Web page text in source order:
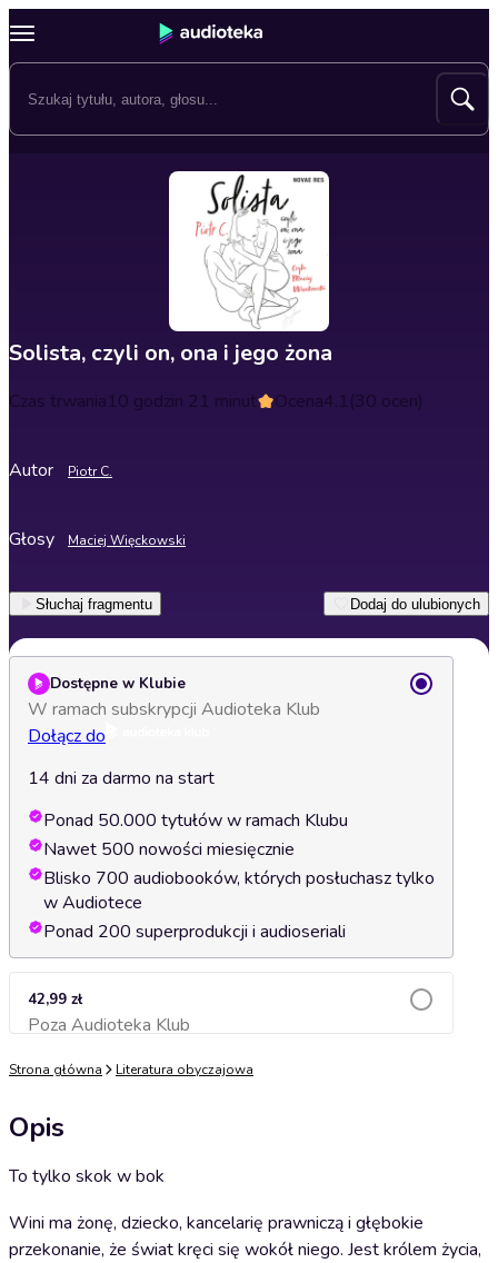
Solista, czyli on, ona i jego żona
Czas trwania10 godzin 21 minut Ocena4.1(30 ocen)
Autor Piotr C.
Głosy Maciej Więckowski
Słuchaj fragmentu Dodaj do ulubionych
Dostępne w Klubie
W ramach subskrypcji Audioteka Klub
Dołącz do
14 dni za darmo na start
Ponad 50.000 tytułów w ramach Klubu
Nawet 500 nowości miesięcznie
Blisko 700 audiobooków, których posłuchasz tylko
w Audiotece
Ponad 200 superprodukcji i audioseriali
42,99 zł
Poza Audioteka KlubDodaj do koszyka
Strona główna Literatura obyczajowa
Opis
To tylko skok w bok
Wini ma żonę, dziecko, kancelarię prawniczą i głębokie
przekonanie, że świat kręci się wokół niego. Jest królem życia,